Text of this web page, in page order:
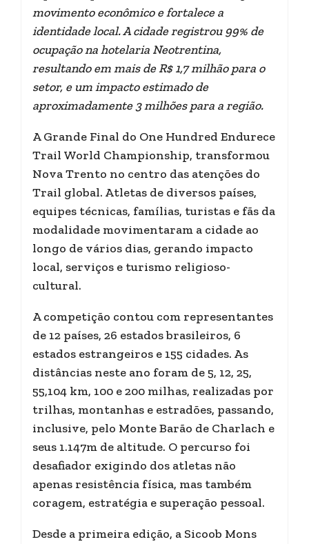
movimento econômico e fortalece a
identidade local. A cidade registrou 99% de
ocupação na hotelaria Neotrentina,
resultando em mais de R$ 1,7 milhão para o
setor, e um impacto estimado de
aproximadamente 3 milhões para a região.
A Grande Final do One Hundred Endurece
Trail World Championship, transformou
Nova Trento no centro das atenções do
Trail global. Atletas de diversos países,
equipes técnicas, famílias, turistas e fãs da
modalidade movimentaram a cidade ao
longo de vários dias, gerando impacto
local, serviços e turismo religioso-
cultural.
A competição contou com representantes
de 12 países, 26 estados brasileiros, 6
estados estrangeiros e 155 cidades. As
distâncias neste ano foram de 5, 12, 25,
55,104 km, 100 e 200 milhas, realizadas por
trilhas, montanhas e estradões, passando,
inclusive, pelo Monte Barão de Charlach e
seus 1.147m de altitude. O percurso foi
desafiador exigindo dos atletas não
apenas resistência física, mas também
coragem, estratégia e superação pessoal.
Desde a primeira edição, a Sicoob Mons